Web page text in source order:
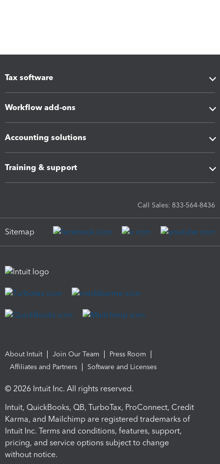
Tax software
Workflow add-ons
Accounting solutions
Training & support
Call Sales: 833-564-8436
Sitemap
About Intuit Join Our Team
Press Room
Affiliates and Partners
Software and Licenses
© 2026 Intuit Inc. All rights reserved.
Intuit, QuickBooks, QB, TurboTax, ProConnect, Credit
Karma, and Mailchimp are registered trademarks of
Intuit Inc. Terms and conditions, features, support,
pricing, and service options subject to change
without notice.